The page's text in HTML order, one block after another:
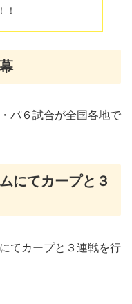
！
パ６試合が全国各地で
にてカープと３
てカープと３連戦を行